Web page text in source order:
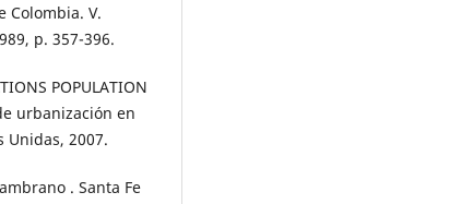
Colombia. V.
p. 357-396.
POPULATION
urbanización en
Unidas, 2007.
. Santa Fe